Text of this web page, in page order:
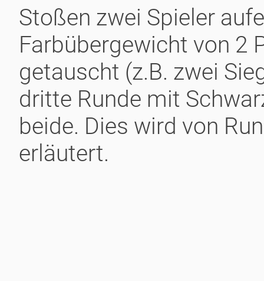
Stoßen zwei Spieler
Farbübergewicht von 2
getauscht (z.B. zwei
dritte Runde mit
beide. Dies wird von
erläutert.